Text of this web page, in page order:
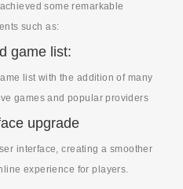
some remarkable
such as:
game list:
list with the addition of many
games and popular providers
upgrade
interface, creating a smoother
experience for players.